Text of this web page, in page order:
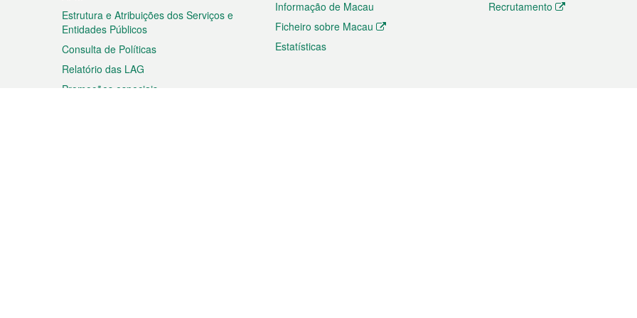
Estrutura e Atribuições dos Serviços e
Entidades Públicos
Consulta de Políticas
Relatório das LAG
Promoções especiais
Informação de Macau
Ficheiro sobre Macau
Estatísticas
Recrutamento